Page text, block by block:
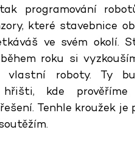
programování
které stavebnice
ve svém okolí.
roku si
vlastní roboty. Ty
hřišti, kde
Tenhle kroužek